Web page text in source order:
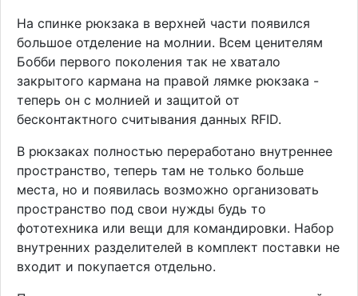
На спинке рюкзака в верхней части появился
большое отделение на молнии. Всем ценителям
Бобби первого поколения так не хватало
закрытого кармана на правой лямке рюкзака -
теперь он с молнией и защитой от
бесконтактного считывания данных RFID.
В рюкзаках полностью переработано внутреннее
пространство, теперь там не только больше
места, но и появилась возможно организовать
пространство под свои нужды будь то
фототехника или вещи для командировки. Набор
внутренних разделителей в комплект поставки не
входит и покупается отдельно.